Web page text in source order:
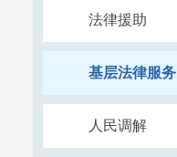
法律援助
基层法律服务
人民调解